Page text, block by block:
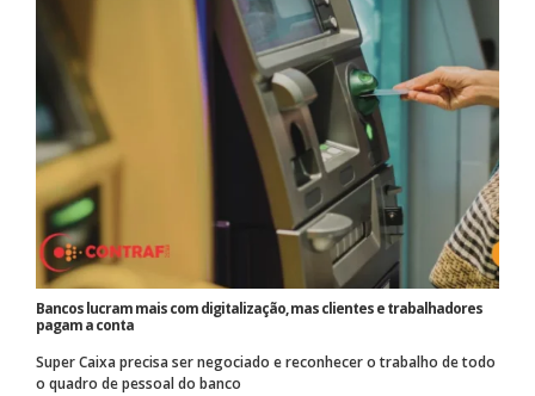
Bancos lucram mais com digitalização, mas clientes e trabalhadores
pagam a conta
Super Caixa precisa ser negociado e reconhecer o trabalho de todo
o quadro de pessoal do banco